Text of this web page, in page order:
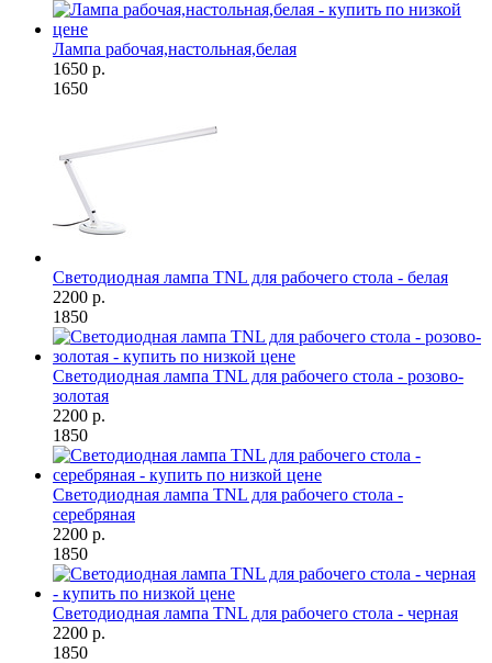
Лампа рабочая,настольная,белая
1650 р.
1650
Светодиодная лампа TNL для рабочего стола - белая
2200 р.
1850
Светодиодная лампа TNL для рабочего стола - розово-
золотая
2200 р.
1850
Светодиодная лампа TNL для рабочего стола -
серебряная
2200 р.
1850
Светодиодная лампа TNL для рабочего стола - черная
2200 р.
1850